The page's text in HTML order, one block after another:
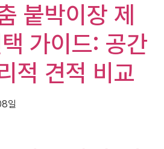
붙박이장 제
가이드: 공간
적 견적 비교
일